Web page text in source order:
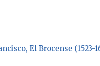
El Brocense (1523-